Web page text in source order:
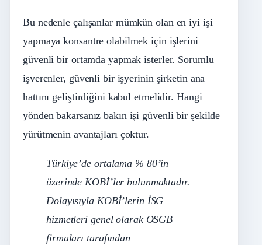
Bu nedenle çalışanlar mümkün olan en iyi işi
yapmaya konsantre olabilmek için işlerini
güvenli bir ortamda yapmak isterler. Sorumlu
işverenler, güvenli bir işyerinin şirketin ana
hattını geliştirdiğini kabul etmelidir. Hangi
yönden bakarsanız bakın işi güvenli bir şekilde
yürütmenin avantajları çoktur.
Türkiye’de ortalama % 80’in
üzerinde KOBİ’ler bulunmaktadır.
Dolayısıyla KOBİ’lerin İSG
hizmetleri genel olarak OSGB
firmaları tarafından